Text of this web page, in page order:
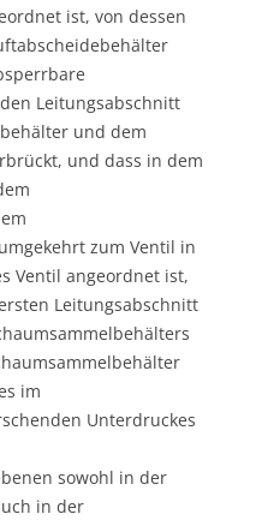
ist, von dessen
Leitungsabschnitt
und dem
und dass in dem
zum Ventil in
Ventil angeordnet ist,
Leitungsabschnitt
im
Unterdruckes
sowohl in der
in der